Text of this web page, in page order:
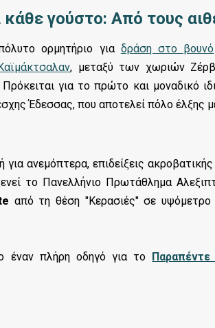
κάθε γούστο: Από τους
ορμητήριο για δράση στο βουνό
, μεταξύ των χωριών
Πρόκειται για το πρώτο και μοναδικό
Έδεσσας, που αποτελεί πόλο έλξης
για ανεμόπτερα, επιδείξεις
το Πανελλήνιο Πρωτάθλημα
από τη θέση "Κερασιές" σε υψόμετρο
έναν πλήρη οδηγό για το